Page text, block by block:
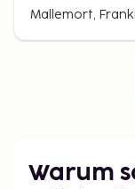
Mallemort,
Warum